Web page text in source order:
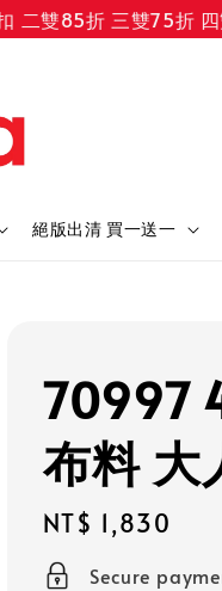
雙85折 三雙75折 四雙
絕版出清 買一送一
70997
布料 大
Regular
price
NT$ 1,830
Secure